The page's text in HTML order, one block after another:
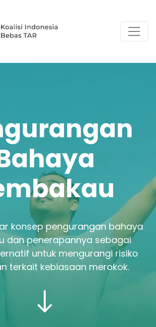
konsep pengurangan bahaya
dan penerapannya sebagai
untuk mengurangi risiko
terkait kebiasaan merokok.